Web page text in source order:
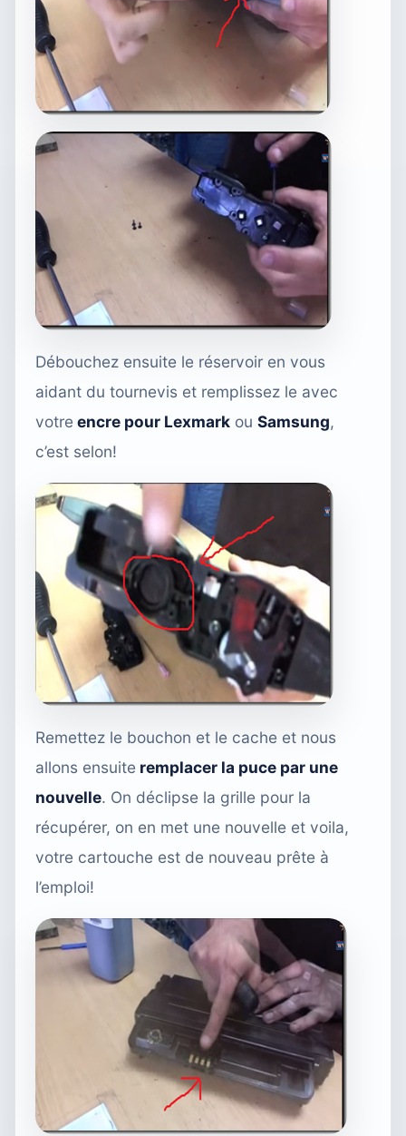
Débouchez ensuite le réservoir en vous
aidant du tournevis et remplissez le avec
votre encre pour Lexmark ou Samsung,
c’est selon!
Remettez le bouchon et le cache et nous
allons ensuite remplacer la puce par une
nouvelle. On déclipse la grille pour la
récupérer, on en met une nouvelle et voila,
votre cartouche est de nouveau prête à
l’emploi!